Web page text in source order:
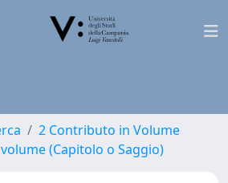
2 Contributo in Volume
(Capitolo o Saggio)